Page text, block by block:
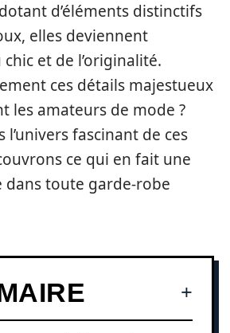
d’éléments distinctifs
elles deviennent
et de l’originalité.
ces détails majestueux
les amateurs de mode ?
l’univers fascinant de ces
ce qui en fait une
dans toute garde-robe